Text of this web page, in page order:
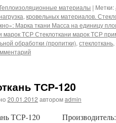
материалы | Метки:
, кровельных материалов.
Марка ткани Масса на единицу
марок ТСР Стеклоткани марок ТСР
обработки (пропитки), стеклоткань,
ТСР-120
20.01.2012 авторомadmin
ТСР-120 Производитель: